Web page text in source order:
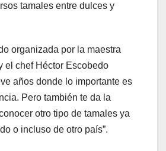
tamales entre dulces y
organizada por la maestra
el chef Héctor Escobedo
años donde lo importante es
Pero también te da la
otro tipo de tamales ya
o incluso de otro país”.